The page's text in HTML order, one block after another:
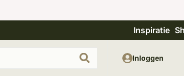
Uitgebreide showroom in
Inspiratie
Inloggen